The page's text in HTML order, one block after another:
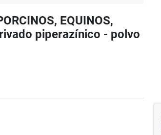
EQUINOS,
piperazínico - polvo